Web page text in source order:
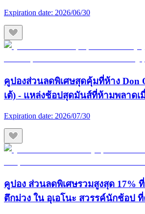
Expiration date: 2026/06/30
คูปองส่วนลดพิเศษสุดคุ้มที่ห้าง Don
เต้) - แหล่งช้อปสุดมันส์ที่ห้ามพลาด
Expiration date: 2026/07/30
คูปอง ส่วนลดพิเศษรวมสูงสุด 17% ที่
ตึกม่วง ใน อุเอโนะ สวรรค์นักช้อป